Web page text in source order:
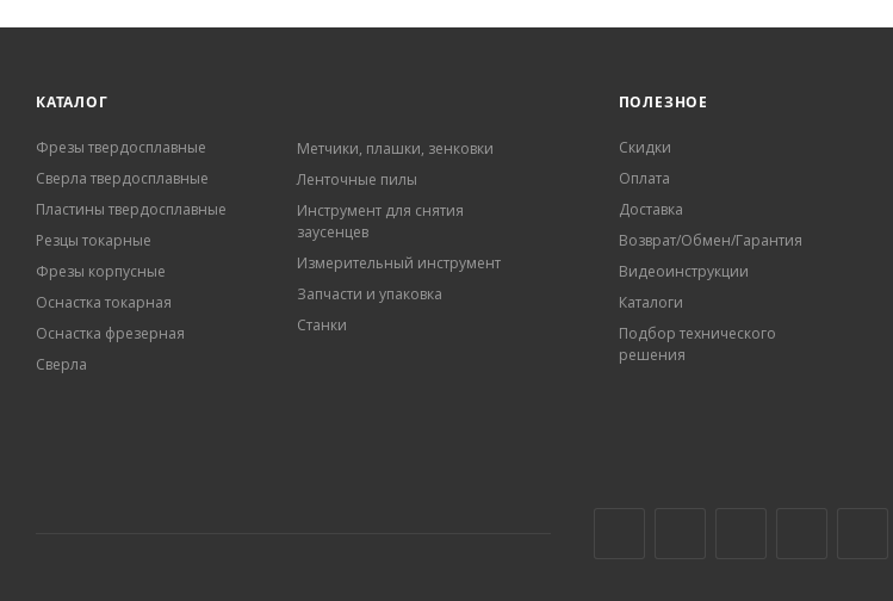
КАТАЛОГ
Фрезы твердосплавные
Сверла твердосплавные
Пластины твердосплавные
Резцы токарные
Фрезы корпусные
Оснастка токарная
Оснастка фрезерная
Сверла
Метчики, плашки, зенковки
Ленточные пилы
Инструмент для снятия
заусенцев
Измерительный инструмент
Запчасти и упаковка
Станки
ПОЛЕЗНОЕ
Скидки
Оплата
Доставка
Возврат/Обмен/Гарантия
Видеоинструкции
Каталоги
Подбор технического
решения